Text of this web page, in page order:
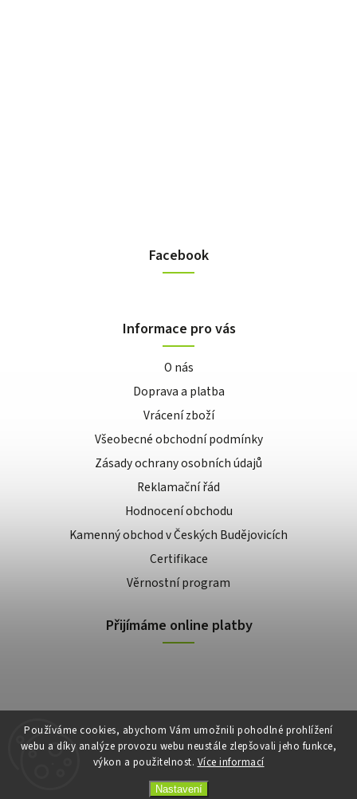
Používáme cookies, abychom Vám umožnili pohodlné prohlížení
webu a díky analýze provozu webu neustále zlepšovali jeho funkce,
výkon a použitelnost. Více informací
Nastavení
Facebook
Informace pro vás
O nás
Doprava a platba
Vrácení zboží
Všeobecné obchodní podmínky
Zásady ochrany osobních údajů
Reklamační řád
Hodnocení obchodu
Kamenný obchod v Českých Budějovicích
Certifikace
Věrnostní program
Přijímáme online platby
Copyright 2026E-shop Slunečnice. Všechna práva vyhrazena.
VytvořilShoptet| Design